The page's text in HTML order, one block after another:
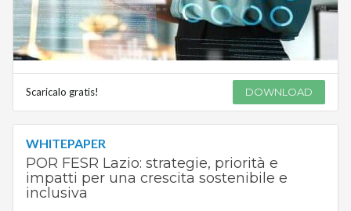
Scaricalo gratis! DOWNLOAD
WHITEPAPER
POR FESR Lazio: strategie, priorità e
impatti per una crescita sostenibile e
inclusiva